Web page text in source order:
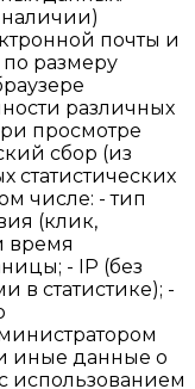
почты и
по размеру
различных
просмотре
сбор (из
статистических
числе: - тип
(клик,
время
- IP (без
в статистике); -
иные данные о
использованием